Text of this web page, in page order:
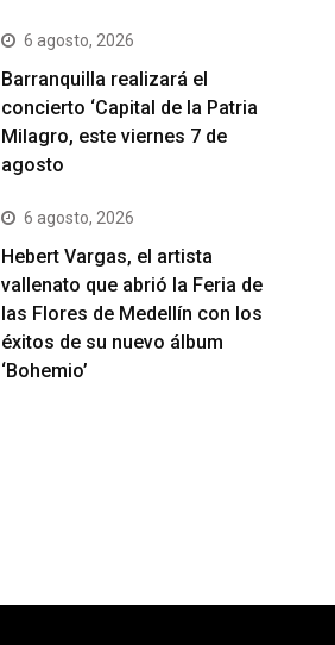
6 agosto, 2026
Barranquilla realizará el
concierto ‘Capital de la Patria
Milagro, este viernes 7 de
agosto
6 agosto, 2026
Hebert Vargas, el artista
vallenato que abrió la Feria de
las Flores de Medellín con los
éxitos de su nuevo álbum
‘Bohemio’